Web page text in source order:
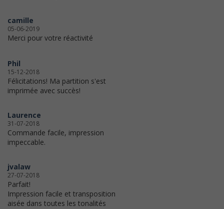
camille
05-06-2019
Merci pour votre réactivité
Phil
15-12-2018
Félicitations! Ma partition s'est
imprimée avec succès!
Laurence
31-07-2018
Commande facile, impression
impeccable.
jvalaw
27-07-2018
Parfait!
Impression facile et transposition
aisée dans toutes les tonalités